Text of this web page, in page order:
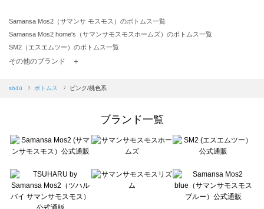
Samansa Mos2（サマンサ モスモス）のボトムス一覧
Samansa Mos2 home's（サマンサモスモスホームズ）のボトムス一覧
SM2（エスエムツー）のボトムス一覧
TSUHARU by Samansa Mos2（ツハルバイサマンサモスモス）のボトムス一覧
Samansa Mos2 blue（サマンサモスモス ブルー）のボトムス一覧
sō4ū（ソウフォーユー）のボトムス一覧
Te chichi（テチチ）のボトムス一覧
Te chichi CLASSIC（テチチ クラシック）のボトムス一覧
Lugnoncure（ルノンキュール）のボトムス一覧
BETTY'S BLUE（べティーズブルー）のボトムス一覧
Wpc.（ワールドパーティー）のボトムス一覧
その他のブランド ＋
sō4ū ボトムス ピンク/桃色系
ブランド一覧